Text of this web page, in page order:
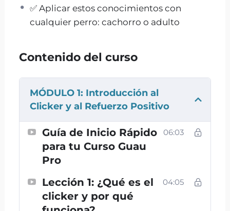
descubrir el poder del
clicker?
Responde a 3 preguntas rápidas y sabrás
de Guau Pro es para ti.
1️⃣ ¿Qué te gustaría conseguir con el
QUE MI PERRO OBEDEZCA
MEJOR
✅ Aplicar estos conocimientos con
cualquier perro: cachorro o adulto
Contenido del curso
MÓDULO 1: Introducción al
Clicker y al Refuerzo Positivo
Guía de Inicio Rápido
para tu Curso Guau
Pro
06:03
Lección 1: ¿Qué es el
clicker y por qué
04:05